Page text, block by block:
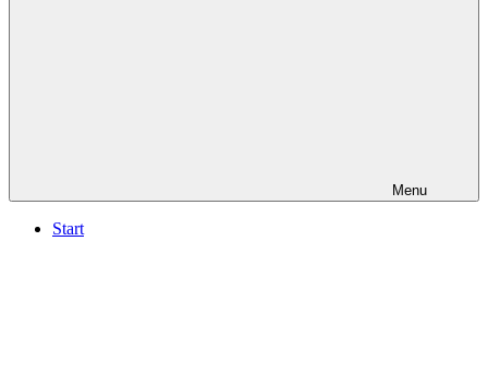
Menu
Start